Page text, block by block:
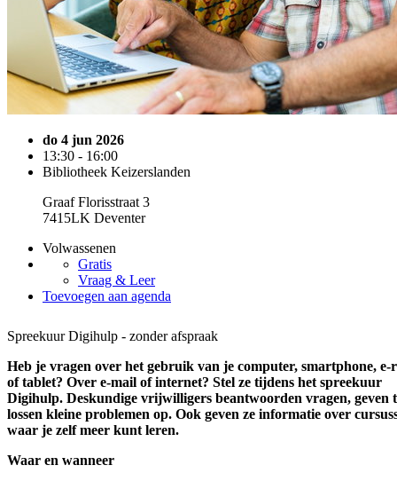
do 4 jun 2026
13:30 - 16:00
Bibliotheek Keizerslanden
Graaf Florisstraat 3
7415LK Deventer
Volwassenen
Gratis
Vraag & Leer
Toevoegen aan agenda
Spreekuur Digihulp - zonder afspraak
Heb je vragen over het gebruik van je computer, smartphone, e-
of tablet? Over e-mail of internet? Stel ze tijdens het spreekuur
Digihulp. Deskundige vrijwilligers beantwoorden vragen, geven
lossen kleine problemen op. Ook geven ze informatie over
waar je zelf meer kunt leren.
Waar en wanneer